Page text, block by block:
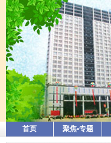
首页 聚焦•专题